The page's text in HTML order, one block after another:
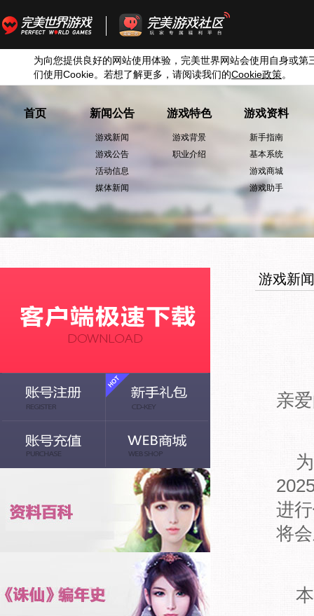
为向您提供良好的网站使用体验，完美世界网站会使用自身或第
们使用Cookie。若想了解更多，请阅读我们的Cookie政策。
首页 新闻公告
游戏新闻
游戏公告
活动信息
媒体新闻
游戏特色
游戏背景
职业介绍
游戏资料
新手指南
基本系统
游戏商城
游戏助手
游戏新闻
亲
进
将